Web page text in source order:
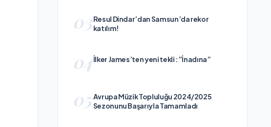
03Resul Dindar’dan Samsun’da rekor
katılım!
04İlker James’ten yeni tekli :”İnadına”
05Avrupa Müzik Topluluğu 2024/2025
Sezonunu Başarıyla Tamamladı